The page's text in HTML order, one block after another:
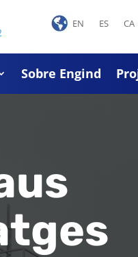
EN ES CA
Sobre Engind